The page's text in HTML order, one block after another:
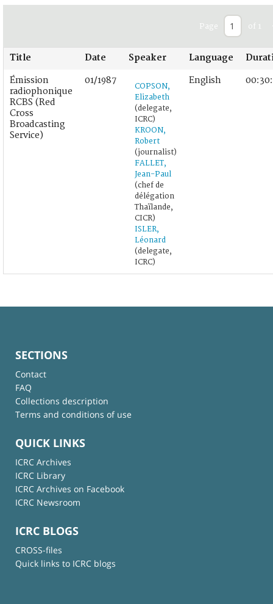
Page of 1
Title Date Speaker Language
Émission
radiophonique
RCBS (Red
Cross
Broadcasting
Service)
01/1987
COPSON,
Elizabeth
(delegate,
ICRC)
KROON,
Robert
(journalist)
FALLET,
Jean-Paul
(chef de
délégation
Thaïlande,
CICR)
ISLER,
Léonard
(delegate,
ICRC)
English
SECTIONS
Contact
FAQ
Collections description
Terms and conditions of use
QUICK LINKS
ICRC Archives
ICRC Library
ICRC Archives on Facebook
ICRC Newsroom
ICRC BLOGS
CROSS-files
Quick links to ICRC blogs